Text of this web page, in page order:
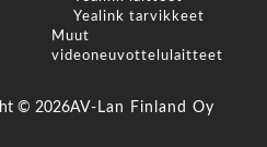
Yealink tarvikkeet
Muut
videoneuvottelulaitteet
© 2026AV-Lan Finland Oy